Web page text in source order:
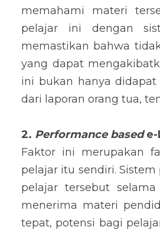
memahami materi
pelajar ini dengan
memastikan bahwa
yang dapat
ini bukan hanya
dari laporan orang tua,
2. Performance based e-
Faktor ini merupakan
pelajar itu sendiri.
pelajar tersebut
menerima materi
tepat, potensi bagi